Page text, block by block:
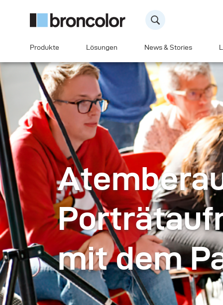
Produkte Lösungen News & Stories
mit dem